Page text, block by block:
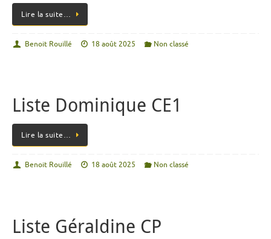
Lire la suite…
Benoit Rouillé 18 août 2025 Non classé
Liste Dominique CE1
Lire la suite…
Benoit Rouillé 18 août 2025 Non classé
Liste Géraldine CP